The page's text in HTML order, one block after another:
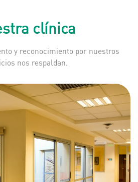
clínica
y reconocimiento por nuestros
nos respaldan.